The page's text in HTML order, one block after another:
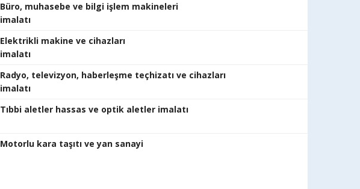
Büro, muhasebe ve bilgi işlem makineleri
Elektrikli makine ve cihazları
Radyo, televizyon, haberleşme teçhizatı ve cihazları
Tıbbi aletler hassas ve
Motorlu kara taşıtı